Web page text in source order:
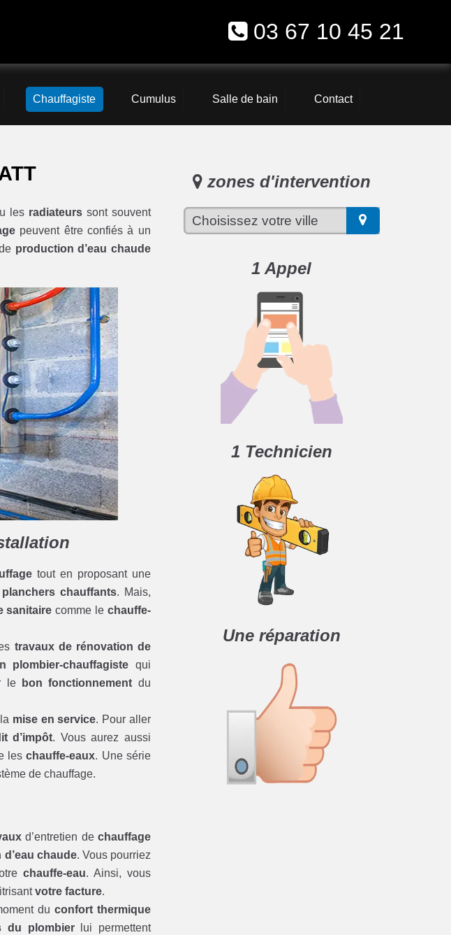
03 67 10 45 21
Chauffagiste Cumulus Salle de bain Contact
les radiateurssont souvent
peuvent être confiés à un
production d’eau chaude
tout en proposant une
planchers chauffants. Mais,
sanitaire comme le chauffe-
travaux de rénovation de
plombier-chauffagiste qui
le bon fonctionnement du
mise en service. Pour aller
d’impôt. Vous aurez aussi
leschauffe-eaux. Une série
de chauffage.
d’entretien de chauffage
chaude. Vous pourriez
chauffe-eau. Ainsi, vous
votre facture.
du confort thermique
du plombierlui permettent
zones d'intervention
1 Appel
1 Technicien
Une réparation